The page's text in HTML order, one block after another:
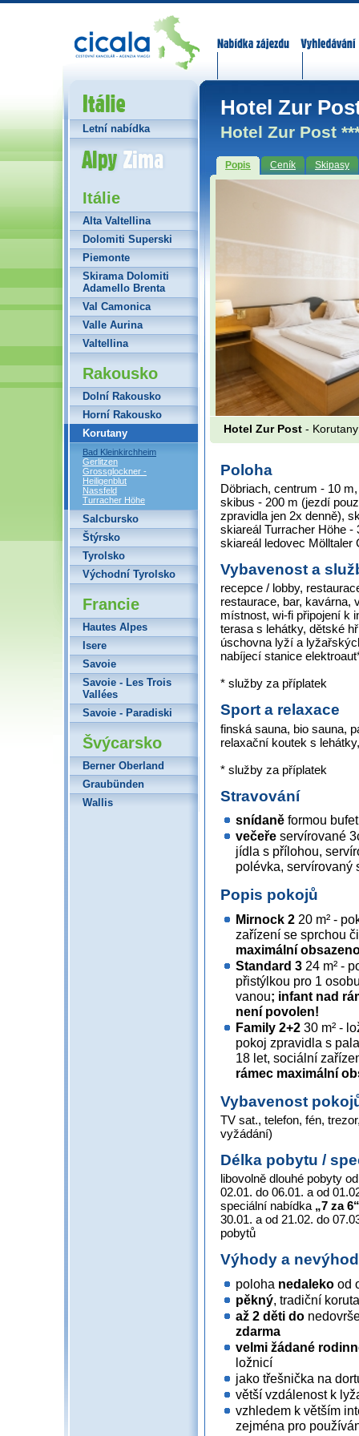
Hotel Zur
Hotel Zur Post
Popis Ceník Skipasy
Hotel Zur Post -
Poloha
Döbriach, centrum - 10
skibus - 200 m (jezdí
zpravidla jen 2x denně),
skiareál Turracher Höhe
skiareál ledovec Mölltaler
Vybavenost a
recepce / lobby,
restaurace, bar, kavárna,
místnost, wi-fi připojení k
terasa s lehátky, dětské
úschovna lyží a
nabíjecí stanice
* služby za příplatek
Sport a relaxace
finská sauna, bio sauna,
relaxační koutek s
* služby za příplatek
Stravování
snídaně formou
večeře servírované
jídla s přílohou,
polévka, servírovaný
Popis pokojů
Mirnock 2 20 m² -
zařízení se sprchou
maximální
Standard 3 24 m² -
přistýlkou pro 1
vanou; infant nad
není povolen!
Family 2+2 30 m² -
pokoj zpravidla s
18 let, sociální
rámec maximální
Vybavenost
TV sat., telefon, fén,
vyžádání)
Délka pobytu /
libovolně dlouhé pobyty
02.01. do 06.01. a od
speciální nabídka „7 za 6“
30.01. a od 21.02. do
pobytů
Výhody a
poloha nedaleko od
pěkný, tradiční
až 2 děti do
zdarma
velmi žádané
ložnicí
jako třešnička na
větší vzdálenost k
vzhledem k větším
zejména pro
Itálie
Letní nabídka
Alpy Zima
Itálie
Alta Valtellina
Dolomiti Superski
Piemonte
Skirama Dolomiti
Adamello Brenta
Val Camonica
Valle Aurina
Valtellina
Rakousko
Dolní Rakousko
Horní Rakousko
Korutany
Bad Kleinkirchheim
Gerlitzen
Grossglockner -
Heiligenblut
Nassfeld
Turracher Höhe
Salcbursko
Štýrsko
Tyrolsko
Východní Tyrolsko
Francie
Hautes Alpes
Isere
Savoie
Savoie - Les Trois
Vallées
Savoie - Paradiski
Švýcarsko
Berner Oberland
Graubünden
Wallis